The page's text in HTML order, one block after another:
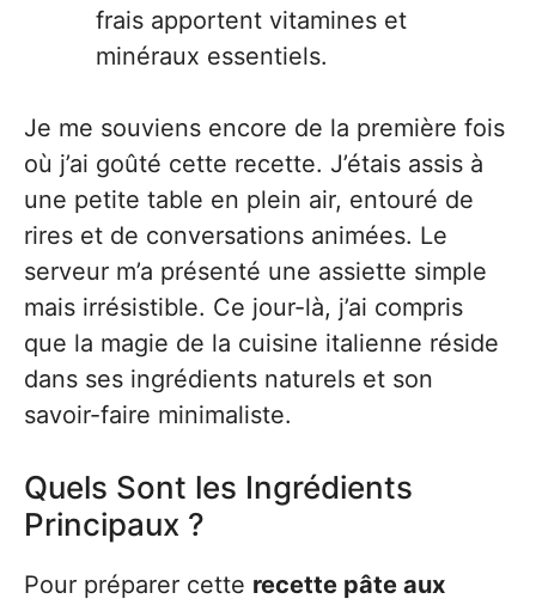
frais apportent vitamines et
minéraux essentiels.
Je me souviens encore de la première fois
où j’ai goûté cette recette. J’étais assis à
une petite table en plein air, entouré de
rires et de conversations animées. Le
serveur m’a présenté une assiette simple
mais irrésistible. Ce jour-là, j’ai compris
que la magie de la cuisine italienne réside
dans ses ingrédients naturels et son
savoir-faire minimaliste.
Quels Sont les Ingrédients
Principaux ?
Pour préparer cette recette pâte aux